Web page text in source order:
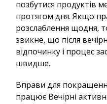
позбутися продуктів
протягом дня. Якщо
розслаблення щодня,
звикне, що після
відпочинку і процес
швидше.
Вправи для
працює Вечірні